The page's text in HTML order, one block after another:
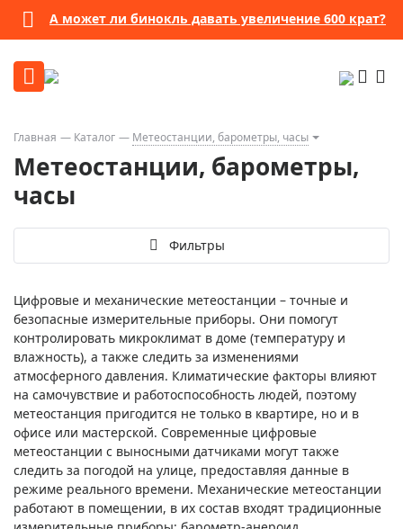
А может ли бинокль давать увеличение 600 крат?
Главная Каталог Метеостанции, барометры, часы
Метеостанции, барометры,
часы
Фильтры
Цифровые и механические метеостанции – точные и
безопасные измерительные приборы. Они помогут
контролировать микроклимат в доме (температуру и
влажность), а также следить за изменениями
атмосферного давления. Климатические факторы влияют
на самочувствие и работоспособность людей, поэтому
метеостанция пригодится не только в квартире, но и в
офисе или мастерской. Современные цифровые
метеостанции с выносными датчиками могут также
следить за погодой на улице, предоставляя данные в
режиме реального времени. Механические метеостанции
работают в помещении, в их состав входят традиционные